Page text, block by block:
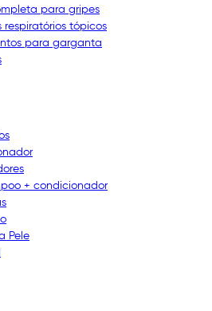
para gripes
respiratórios tópicos
para garganta
+ condicionador
Pele